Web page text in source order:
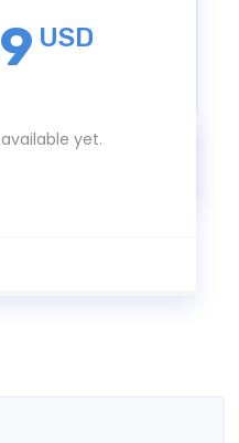
USD
yet.
y atardecer
encima de Playa del